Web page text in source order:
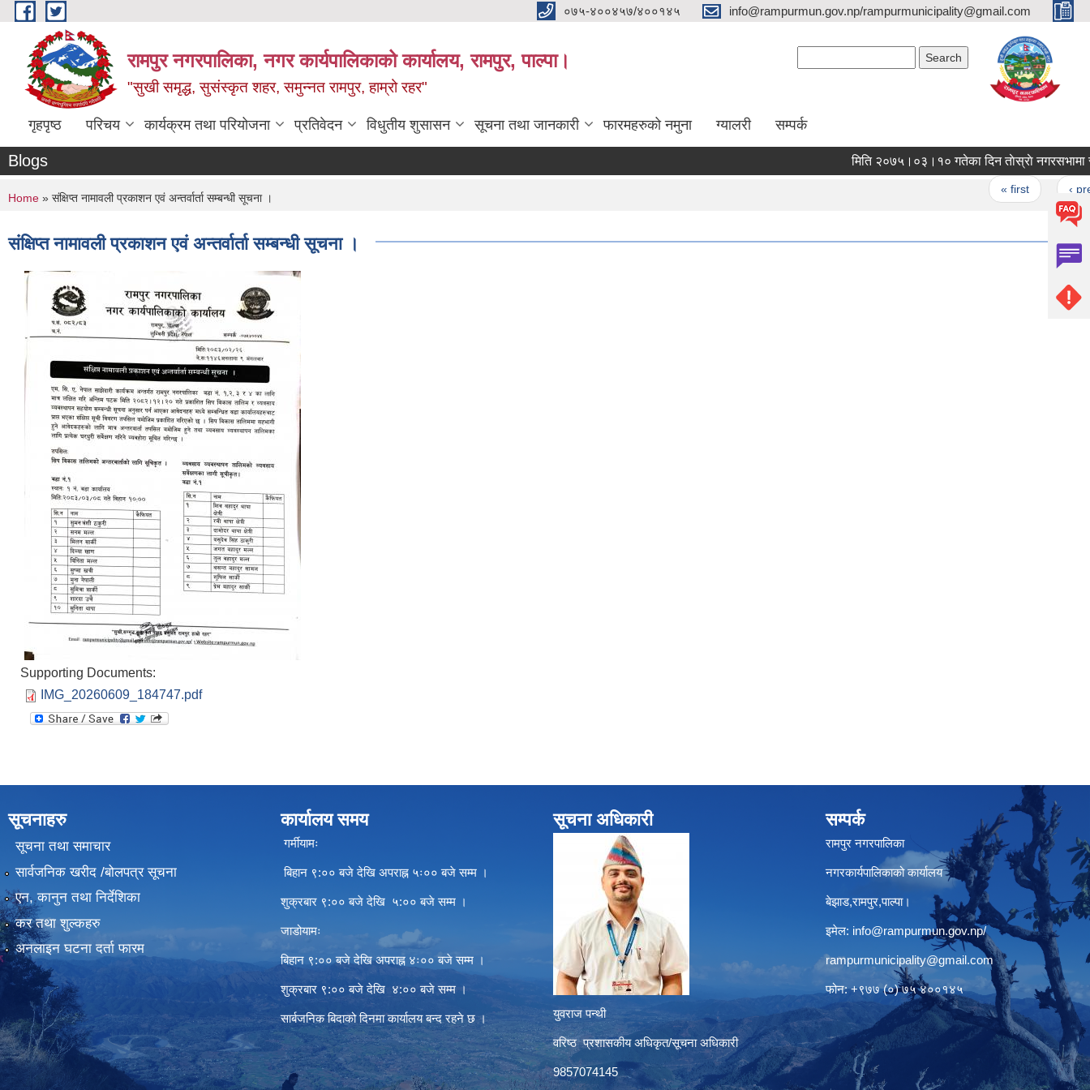
Skip to main content ०७५-४००४५७/४००१४५ info@rampurmun.gov.np/rampurmunicipality@gmail.com
रामपुर नगरपालिका, नगर कार्यपालिकाको कार्यालय, रामपुर, पाल्पा।
"सुखी समृद्ध, सुसंस्कृत शहर, समुन्नत रामपुर, हाम्रो रहर"
गृहपृष्ठ परिचय कार्यक्रम तथा परियोजना प्रतिवेदन विधुतीय शुसासन सूचना तथा जानकारी फारमहरुको नमुना ग्यालरी सम्पर्क
Blogs मिति
« first ‹
You are here
Home » संक्षिप्त नामावली प्रकाशन एवं अन्तर्वार्ता सम्बन्धी सूचना ।
संक्षिप्त नामावली प्रकाशन एवं अन्तर्वार्ता सम्बन्धी सूचना ।
Supporting Documents:
IMG_20260609_184747.pdf
सूचनाहरु
सूचना तथा समाचार
सार्वजनिक खरीद /बोलपत्र सूचना
एन, कानुन तथा निर्देशिका
कर तथा शुल्कहरु
अनलाइन घटना दर्ता फारम
कार्यालय समय
गर्मीयामः
बिहान ९:०० बजे देखि अपराह्न ५ः०० बजे सम्म ।
शुक्रबार ९:०० बजे देखि ५:०० बजे सम्म ।
जाडोयामः
बिहान ९:०० बजे देखि अपराह्न ४ः०० बजे सम्म ।
शुक्रबार ९:०० बजे देखि ४:०० बजे सम्म ।
सार्बजनिक बिदाको दिनमा कार्यालय बन्द रहने छ ।
सूचना अधिकारी
युवराज पन्थी
वरिष्ठ प्रशासकीय अधिकृत/सूचना अधिकारी
9857074145
सम्पर्क
रामपुर नगरपालिका
नगरकार्यपालिकाको कार्यालय
बेझाड,रामपुर,पाल्पा।
इमेल: info@rampurmun.gov.np/
rampurmunicipality@gmail.com
फोन: +९७७ (०) ७५ ४००१४५